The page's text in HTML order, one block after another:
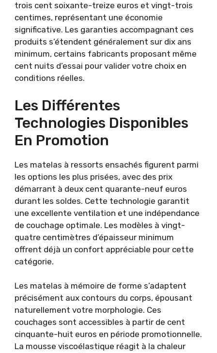
trois cent soixante-treize euros et vingt-trois
centimes, représentant une économie
significative. Les garanties accompagnant ces
produits s’étendent généralement sur dix ans
minimum, certains fabricants proposant même
cent nuits d’essai pour valider votre choix en
conditions réelles.
Les Différentes
Technologies Disponibles
En Promotion
Les matelas à ressorts ensachés figurent parmi
les options les plus prisées, avec des prix
démarrant à deux cent quarante-neuf euros
durant les soldes. Cette technologie garantit
une excellente ventilation et une indépendance
de couchage optimale. Les modèles à vingt-
quatre centimètres d’épaisseur minimum
offrent déjà un confort appréciable pour cette
catégorie.
Les matelas à mémoire de forme s’adaptent
précisément aux contours du corps, épousant
naturellement votre morphologie. Ces
couchages sont accessibles à partir de cent
cinquante-huit euros en période promotionnelle.
La mousse viscoélastique réagit à la chaleur